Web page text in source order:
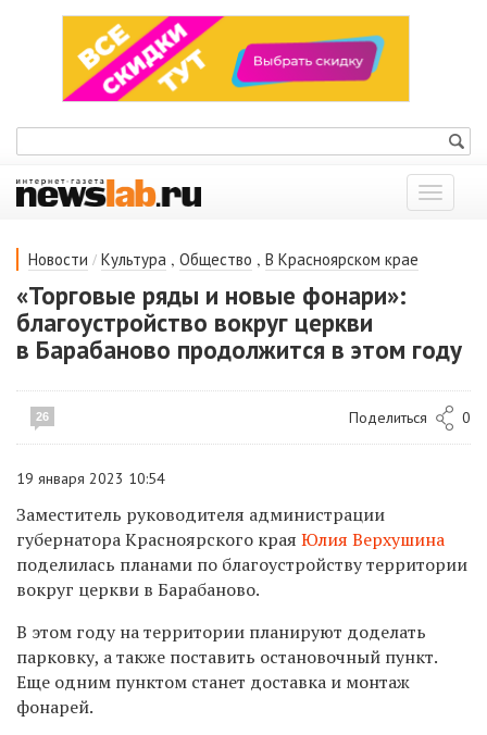
Показать
меню
Новости / Культура , Общество , В Красноярском крае
«Торговые ряды и новые фонари»:
благоустройство вокруг церкви
в Барабаново продолжится в этом году
26 Поделиться 0
19 января 2023 10:54
Заместитель руководителя администрации
губернатора Красноярского края Юлия Верхушина
поделилась планами по благоустройству территории
вокруг церкви в Барабаново.
В этом году на территории планируют доделать
парковку, а также поставить остановочный пункт.
Еще одним пунктом станет доставка и монтаж
фонарей.